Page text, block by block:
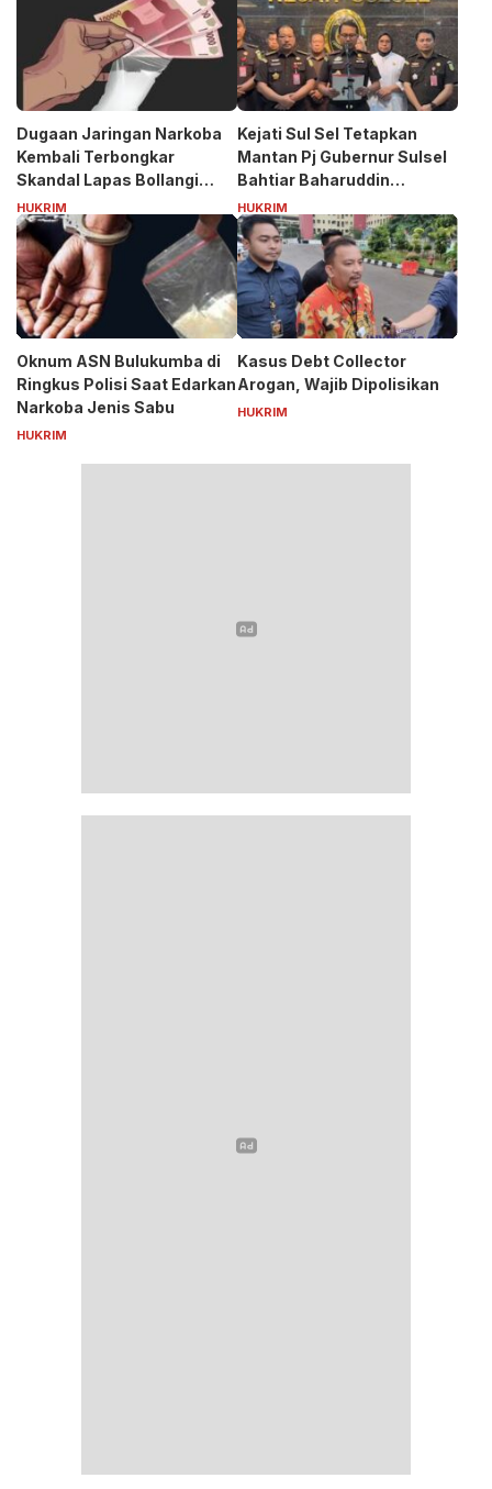
Dugaan Jaringan Narkoba
Kembali Terbongkar
Skandal Lapas Bollangi
Siapa Puang ASS?
HUKRIM
Kejati Sul Sel Tetapkan
Mantan Pj Gubernur Sulsel
Bahtiar Baharuddin
Tersangka Kasus Korupsi
Bibit Nanas Rp50 Miliar
HUKRIM
Oknum ASN Bulukumba di
Ringkus Polisi Saat Edarkan
Narkoba Jenis Sabu
HUKRIM
Kasus Debt Collector
Arogan, Wajib Dipolisikan
HUKRIM